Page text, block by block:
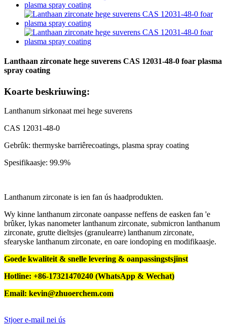
Lanthaan zirconate hege suverens CAS 12031-48-0 foar plasma
spray coating
Koarte beskriuwing:
Lanthanum sirkonaat mei hege suverens
CAS 12031-48-0
Gebrûk: thermyske barriêrecoatings, plasma spray coating
Spesifikaasje: 99.9%
Lanthanum zirconate is ien fan ús haadprodukten.
Wy kinne lanthanum zirconate oanpasse neffens de easken fan 'e
brûker, lykas nanometer lanthanum zirconate, submicron lanthanum
zirconate, grutte dieltsjes (granulearre) lanthanum zirconate,
sfearyske lanthanum zirconate, en oare iondoping en modifikaasje.
Goede kwaliteit & snelle levering & oanpassingstsjinst
Hotline: +86-17321470240 (WhatsApp & Wechat)
Email: kevin@zhuoerchem.com
Stjoer e-mail nei ús